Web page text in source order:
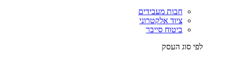
חבות מעבידים
ציוד אלקטרוני
ביטוח סייבר
לפי סוג העסק